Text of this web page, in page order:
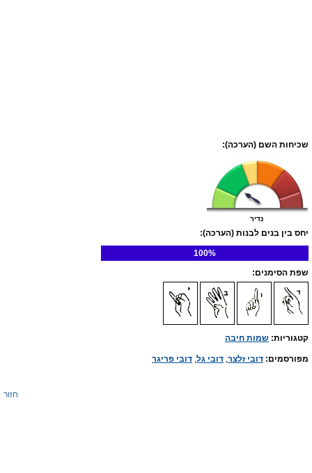
שכיחות השם (הערכה):
נדיר
יחס בין בנים לבנות (הערכה):
100%
שפת הסימנים:
קטגוריות: שמות חיבה
מפורסמים: דובי זלצר, דובי גל, דובי פריגר
חזור